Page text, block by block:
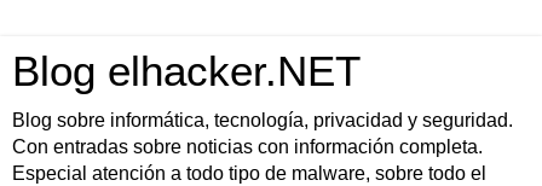
Blog elhacker.NET
Blog sobre informática, tecnología, privacidad y seguridad.
Con entradas sobre noticias con información completa.
Especial atención a todo tipo de malware, sobre todo el